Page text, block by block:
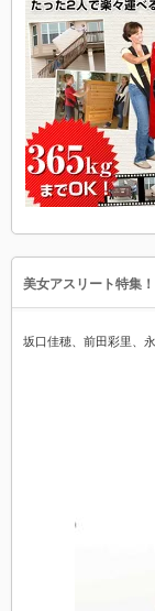
美女アスリート特集！
坂口佳穂、前田彩里、